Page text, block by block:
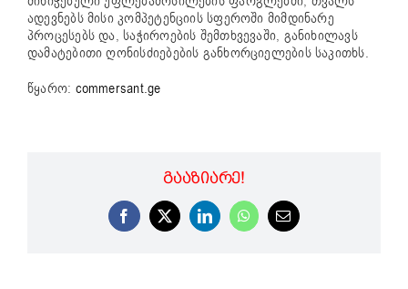
ადევნებს მისი კომპეტენციის სფეროში მიმდინარე
პროცესებს და, საჭიროების შემთხვევაში, განიხილავს
დამატებითი ღონისძიებების განხორციელების საკითხს.
წყარო: commersant.ge
ᲒᲐᲐᲖᲘᲐᲠᲔ!
Facebook
X LinkedInWhatsApp
Email